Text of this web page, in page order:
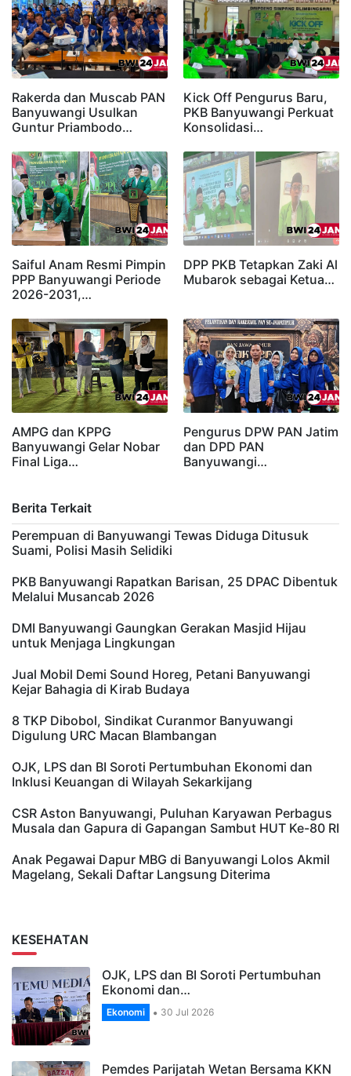
Rakerda dan Muscab PAN
Banyuwangi Usulkan
Guntur Priambodo…
Kick Off Pengurus Baru,
PKB Banyuwangi Perkuat
Konsolidasi…
Saiful Anam Resmi Pimpin
PPP Banyuwangi Periode
2026-2031,…
DPP PKB Tetapkan Zaki Al
Mubarok sebagai Ketua…
AMPG dan KPPG
Banyuwangi Gelar Nobar
Final Liga…
Pengurus DPW PAN Jatim
dan DPD PAN
Banyuwangi…
Berita Terkait
Perempuan di Banyuwangi Tewas Diduga Ditusuk
Suami, Polisi Masih Selidiki
PKB Banyuwangi Rapatkan Barisan, 25 DPAC Dibentuk
Melalui Musancab 2026
DMI Banyuwangi Gaungkan Gerakan Masjid Hijau
untuk Menjaga Lingkungan
Jual Mobil Demi Sound Horeg, Petani Banyuwangi
Kejar Bahagia di Kirab Budaya
8 TKP Dibobol, Sindikat Curanmor Banyuwangi
Digulung URC Macan Blambangan
OJK, LPS dan BI Soroti Pertumbuhan Ekonomi dan
Inklusi Keuangan di Wilayah Sekarkijang
CSR Aston Banyuwangi, Puluhan Karyawan Perbagus
Musala dan Gapura di Gapangan Sambut HUT Ke-80 RI
Anak Pegawai Dapur MBG di Banyuwangi Lolos Akmil
Magelang, Sekali Daftar Langsung Diterima
KESEHATAN
OJK, LPS dan BI Soroti Pertumbuhan
Ekonomi dan…
Ekonomi 30 Jul 2026
Pemdes Parijatah Wetan Bersama KKN